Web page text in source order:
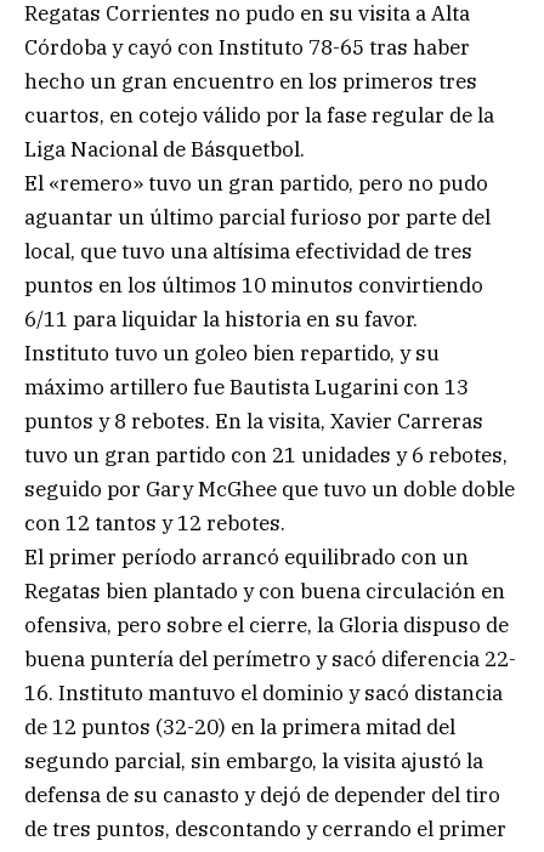
Regatas Corrientes no pudo en su visita a Alta
Córdoba y cayó con Instituto 78-65 tras haber
hecho un gran encuentro en los primeros tres
cuartos, en cotejo válido por la fase regular de la
Liga Nacional de Básquetbol.
El «remero» tuvo un gran partido, pero no pudo
aguantar un último parcial furioso por parte del
local, que tuvo una altísima efectividad de tres
puntos en los últimos 10 minutos convirtiendo
6/11 para liquidar la historia en su favor.
Instituto tuvo un goleo bien repartido, y su
máximo artillero fue Bautista Lugarini con 13
puntos y 8 rebotes. En la visita, Xavier Carreras
tuvo un gran partido con 21 unidades y 6 rebotes,
seguido por Gary McGhee que tuvo un doble doble
con 12 tantos y 12 rebotes.
El primer período arrancó equilibrado con un
Regatas bien plantado y con buena circulación en
ofensiva, pero sobre el cierre, la Gloria dispuso de
buena puntería del perímetro y sacó diferencia 22-
16. Instituto mantuvo el dominio y sacó distancia
de 12 puntos (32-20) en la primera mitad del
segundo parcial, sin embargo, la visita ajustó la
defensa de su canasto y dejó de depender del tiro
de tres puntos, descontando y cerrando el primer